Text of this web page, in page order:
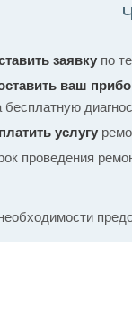
заявку по
ваш
бесплатную
услугу
проведения